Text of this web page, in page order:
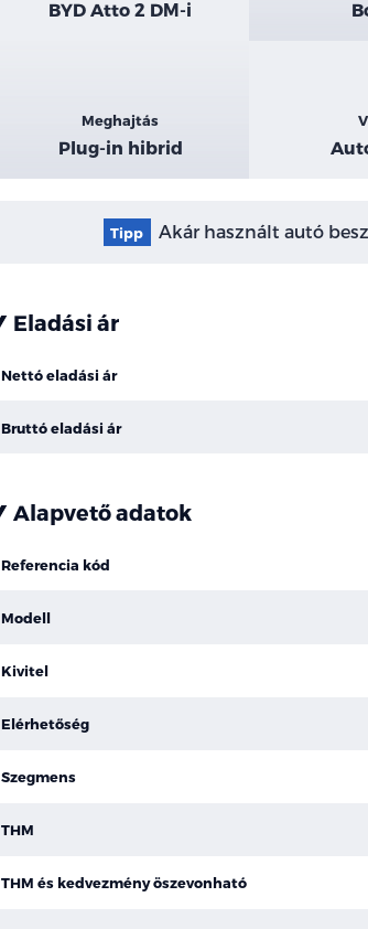
adatok
BYD Atto 2 DM-i
Meghajtás
Plug-in hibrid
Tipp Akár használt autó
Eladási ár
Nettó eladási ár
Bruttó eladási ár
Alapvető adatok
Referencia kód
Modell
Kivitel
Elérhetőség
Szegmens
THM
THM és kedvezmény öszevonható